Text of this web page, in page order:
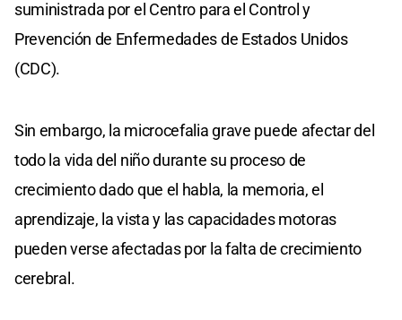
suministrada por el Centro para el Control y
Prevención de Enfermedades de Estados Unidos
(CDC).
Sin embargo, la microcefalia grave puede afectar del
todo la vida del niño durante su proceso de
crecimiento dado que el habla, la memoria, el
aprendizaje, la vista y las capacidades motoras
pueden verse afectadas por la falta de crecimiento
cerebral.